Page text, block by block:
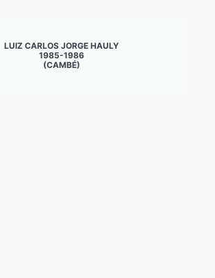
LUIZ CARLOS JORGE HAULY
1985-1986
(CAMBÉ)